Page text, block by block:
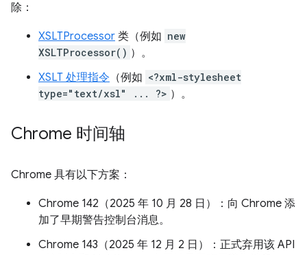
除：
XSLTProcessor 类（例如 new
XSLTProcessor() ）。
XSLT 处理指令 （例如 <?xml-stylesheet
type="text/xsl" ... ?> ）。
Chrome 时间轴
Chrome 具有以下方案：
Chrome 142（2025 年 10 月 28 日）：向 Chrome 添
加了早期警告控制台消息。
Chrome 143（2025 年 12 月 2 日）：正式弃用该 API